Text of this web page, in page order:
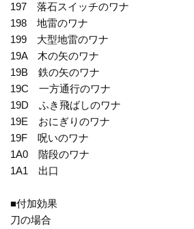
197 落石スイッチのワナ
198 地雷のワナ
199 大型地雷のワナ
19A 木の矢のワナ
19B 鉄の矢のワナ
19C 一方通行のワナ
19D ふき飛ばしのワナ
19E おにぎりのワナ
19F 呪いのワナ
1A0 階段のワナ
1A1 出口
■付加効果
刀の場合